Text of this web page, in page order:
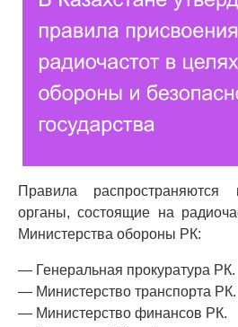
Правила распространяются
органы, состоящие на
Министерства обороны РК:
— Генеральная прокуратура РК.
— Министерство транспорта РК.
— Министерство финансов РК.